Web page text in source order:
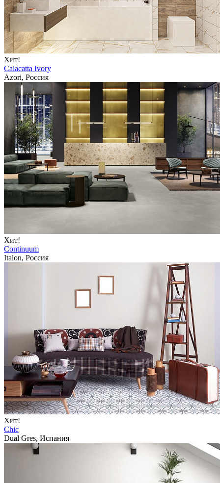
Хит!
Calacatta Ivory
Azori, Россия
Хит!
Continuum
Italon, Россия
Хит!
Chic
Dual Gres, Испания